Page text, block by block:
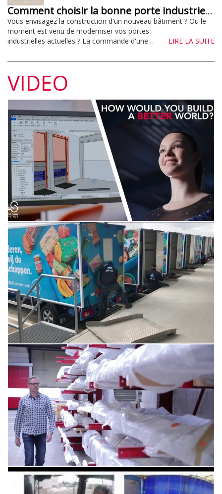
Comment choisir la bonne porte industrielle ? Des conseils pratiques !
Vous envisagez la construction d'un nouveau bâtiment ? Ou le
moment est venu de moderniser vos portes
industrielles actuelles ? La commande d'une…
LIRE LA SUITE
VIDEO